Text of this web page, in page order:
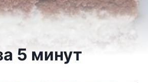
5 минут